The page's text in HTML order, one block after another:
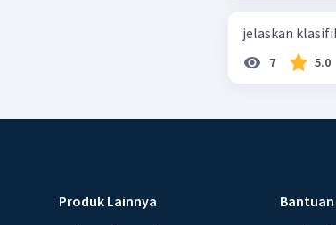
jelaskan
7 5.0
Produk Lainnya Bantuan